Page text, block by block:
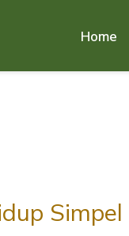
Home
Simpel